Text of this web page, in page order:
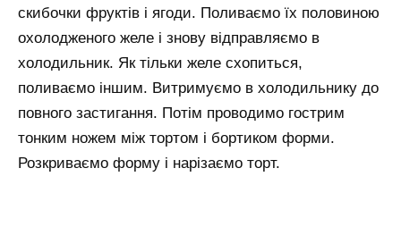
скибочки фруктів і ягоди. Поливаємо їх половиною
охолодженого желе і знову відправляємо в
холодильник. Як тільки желе схопиться,
поливаємо іншим. Витримуємо в холодильнику до
повного застигання. Потім проводимо гострим
тонким ножем між тортом і бортиком форми.
Розкриваємо форму і нарізаємо торт.